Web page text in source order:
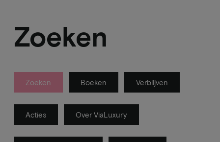
Zoeken
Zoeken Boeken Verblijven
Acties Over ViaLuxury